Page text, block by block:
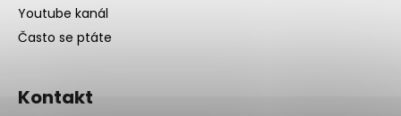
Youtube kanál
Často se ptáte
Kontakt